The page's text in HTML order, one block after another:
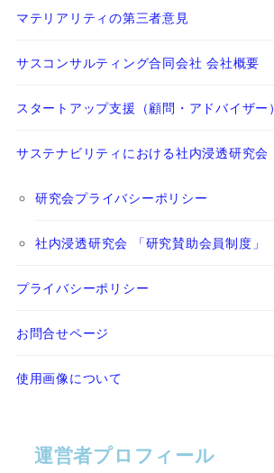
マテリアリティの第三者意見
サスコンサルティング合同会社 会社概要
スタートアップ支援（顧問・アドバイザー）
サステナビリティにおける社内浸透研究会
研究会プライバシーポリシー
社内浸透研究会 「研究賛助会員制度」
プライバシーポリシー
お問合せページ
使用画像について
運営者プロフィール